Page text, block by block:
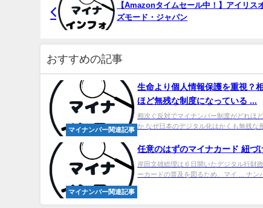
【Amazonタイムセール中！】アイリス
ズモード・ジャパン
おすすめの記事
マイナンバー関連記事
生命より個人情報保護を重視？
ほど無残な制度になっている ...
相次ぐ反対でマイナンバー制度がどれほ
か なぜ日本のデジタル化はかくも無残な
マイナンバー関連記事
任意のはずのマイナカード 紐づ
岸田文雄総理は６日開いたデジタル行財
ーカードの普及を図るため、マイ ... ナン